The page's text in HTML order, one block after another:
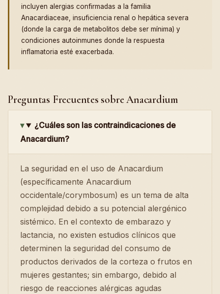
incluyen alergias confirmadas a la familia
Anacardiaceae, insuficiencia renal o hepática severa
(donde la carga de metabolitos debe ser mínima) y
condiciones autoinmunes donde la respuesta
inflamatoria esté exacerbada.
Preguntas Frecuentes sobre Anacardium
¿Cuáles son las contraindicaciones de
Anacardium?
La seguridad en el uso de Anacardium
(específicamente Anacardium
occidentale/corymbosum) es un tema de alta
complejidad debido a su potencial alergénico
sistémico. En el contexto de embarazo y
lactancia, no existen estudios clínicos que
determinen la seguridad del consumo de
productos derivados de la corteza o frutos en
mujeres gestantes; sin embargo, debido al
riesgo de reacciones alérgicas agudas